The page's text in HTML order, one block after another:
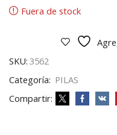
Fuera de stock
SKU: 3562
Categoría: PILAS
Compartir: